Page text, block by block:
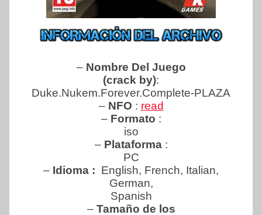
– Nombre Del Juego
(crack by):
Duke.Nukem.Forever.Complete-PLAZA
– NFO : read
– Formato :
iso
– Plataforma :
PC
– Idioma : English, French, Italian,
German,
Spanish
– Tamaño de los